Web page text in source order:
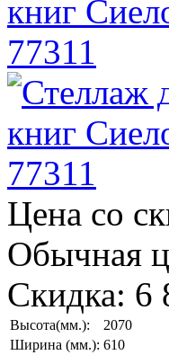
Цена со
Обычная
Скидка: 6
Высота(мм.):
2070
Ширина (мм.): 610